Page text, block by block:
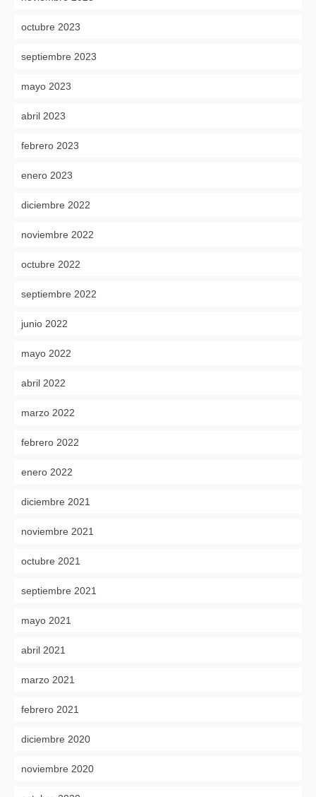
octubre 2023
septiembre 2023
mayo 2023
abril 2023
febrero 2023
enero 2023
diciembre 2022
noviembre 2022
octubre 2022
septiembre 2022
junio 2022
mayo 2022
abril 2022
marzo 2022
febrero 2022
enero 2022
diciembre 2021
noviembre 2021
octubre 2021
septiembre 2021
mayo 2021
abril 2021
marzo 2021
febrero 2021
diciembre 2020
noviembre 2020